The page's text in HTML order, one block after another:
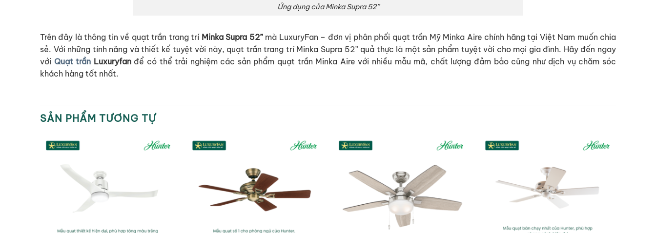
Ứng dụng của Minka Supra 52”
Trên đây là thông tin về quạt trần trang trí Minka Supra 52”mà LuxuryFan – đơn vị phân phối quạt trần Mỹ Minka Aire chính hãng tại Việt Nam muốn chia
sẻ. Với những tính năng và thiết kế tuyệt vời này, quạt trần trang trí Minka Supra 52” quả thực là một sản phẩm tuyệt vời cho mọi gia đình. Hãy đến ngay
với Quạt trần Luxuryfanđể có thể trải nghiệm các sản phẩm quạt trần Minka Aire với nhiều mẫu mã, chất lượng đảm bảo cũng như dịch vụ chăm sóc
khách hàng tốt nhất.
SẢN PHẨM TƯƠNG TỰ